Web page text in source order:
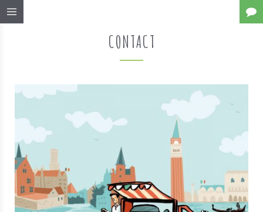
CONTACT